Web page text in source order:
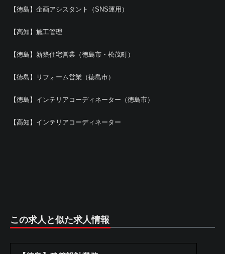
【徳島】企画アシスタント（SNS運用）
【高知】施工管理
【徳島】新築住宅営業（徳島市・松茂町）
【徳島】リフォーム営業（徳島市）
【徳島】インテリアコーディネーター（徳島市）
【高知】インテリアコーディネーター
この求人と似た求人情報